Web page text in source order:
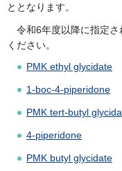
ととなります。
令和6年度以降に指定さ
ください。
PMK ethyl glycidate
1-boc-4-piperidone
PMK tert-butyl
4-piperidone
PMK butyl glycidate